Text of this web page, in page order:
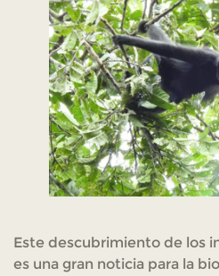
Este descubrimiento de los
es una gran noticia para la